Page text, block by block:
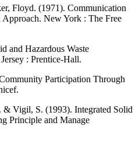
Floyd. (1971). Communication
New York : The Free
and Hazardous Waste
: Prentice-Hall.
Participation Through
& Vigil, S. (1993). Integrated Solid
Principle and Manage